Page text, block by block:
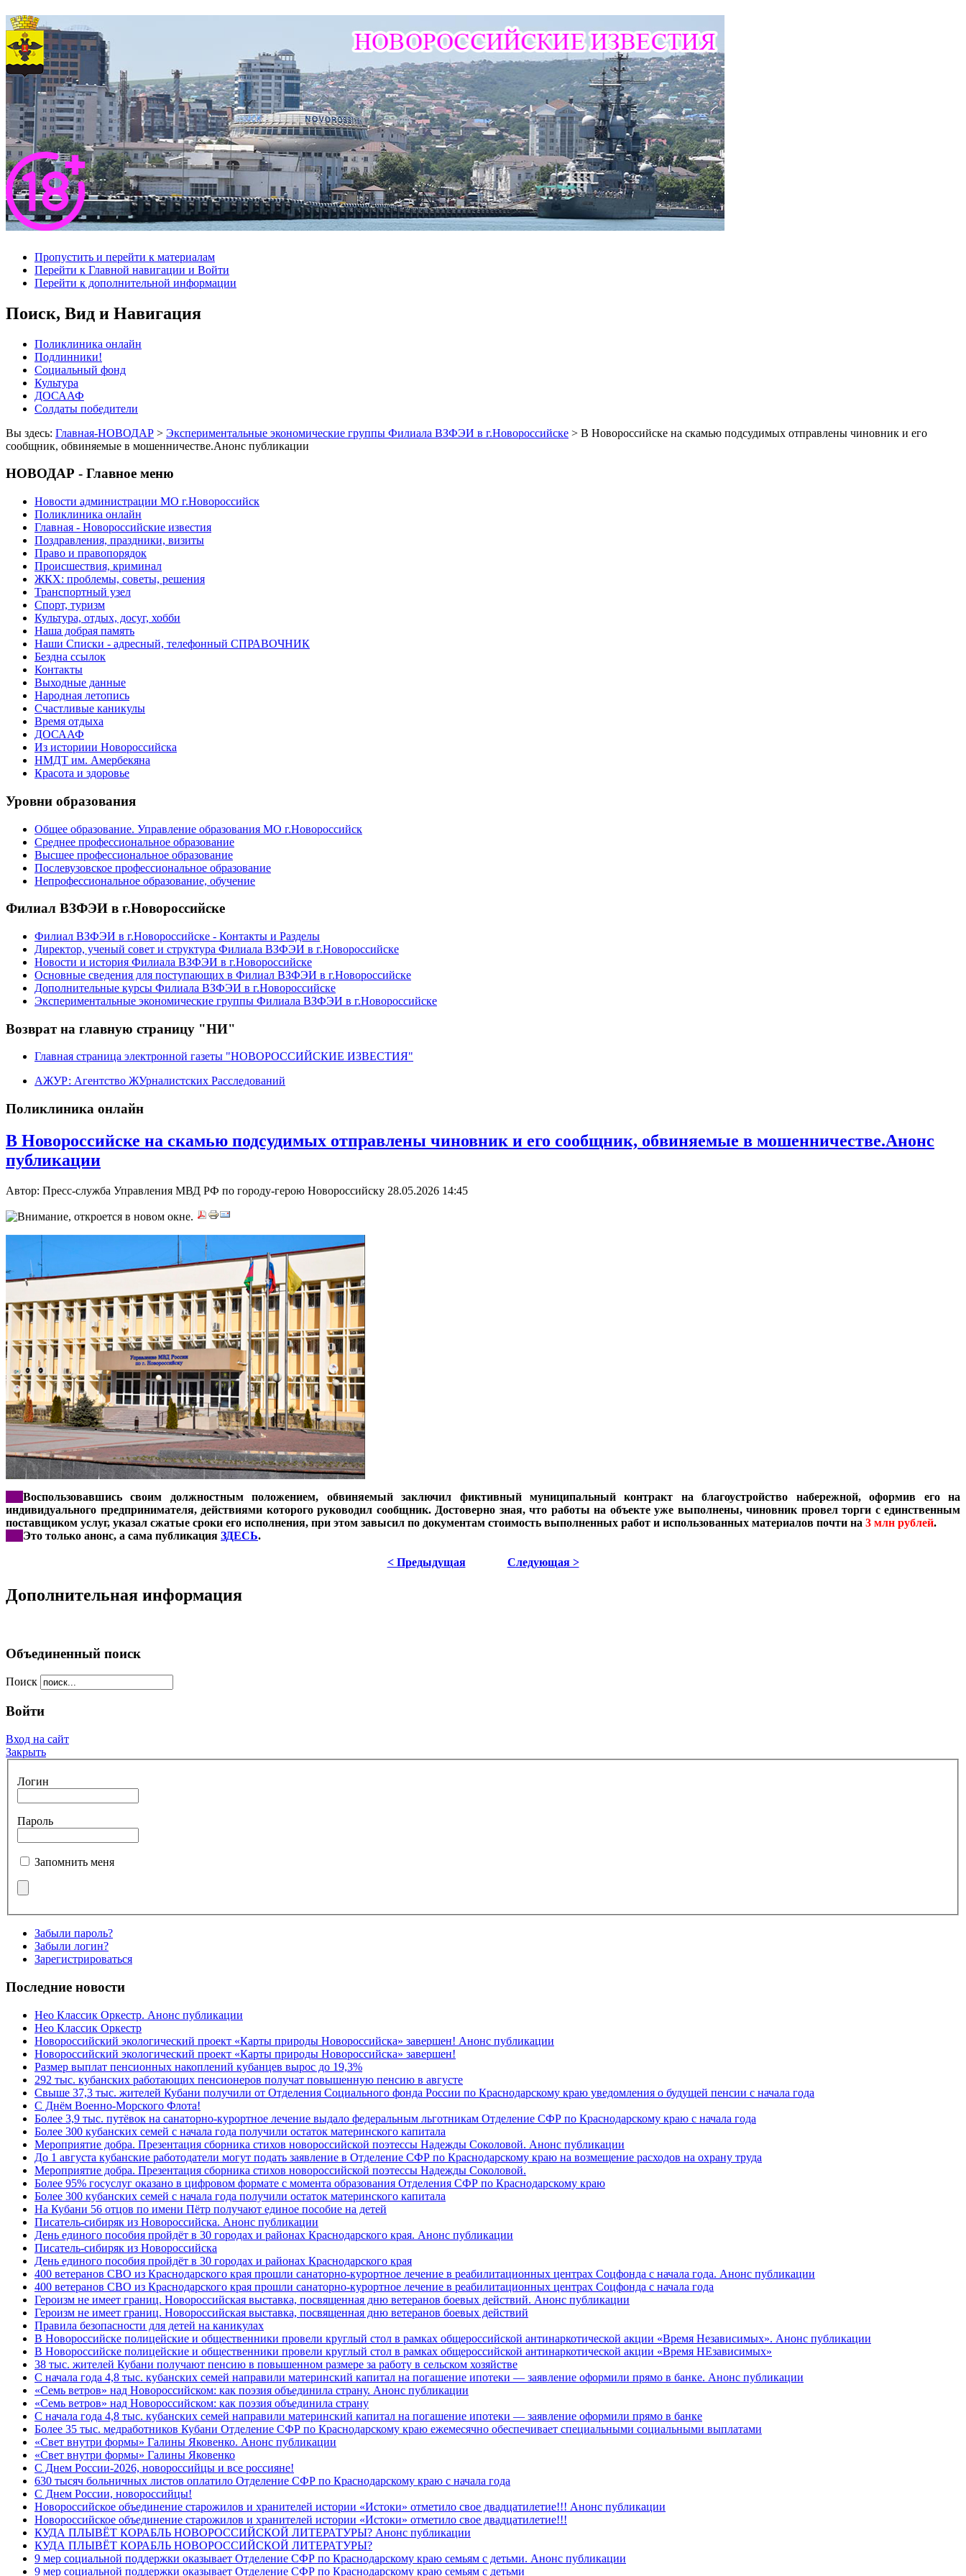
Пропустить и перейти к материалам
Перейти к Главной навигации и Войти
Перейти к дополнительной информации
Поиск, Вид и Навигация
Поликлиника онлайн
Подлинники!
Социальный фонд
Культура
ДОСААФ
Солдаты победители
Вы здесь: Главная-НОВОДАР > Экспериментальные экономические группы Филиала ВЗФЭИ в г.Новороссийске > В Новороссийске на скамью подсудимых отправлены чиновник и его
сообщник, обвиняемые в мошенничестве.Анонс публикации
НОВОДАР - Главное меню
Новости администрации МО г.Новороссийск
Поликлиника онлайн
Главная - Новороссийские известия
Поздравления, праздники, визиты
Право и правопорядок
Происшествия, криминал
ЖКХ: проблемы, советы, решения
Транспортный узел
Спорт, туризм
Культура, отдых, досуг, хобби
Наша добрая память
Наши Списки - адресный, телефонный СПРАВОЧНИК
Бездна ссылок
Контакты
Выходные данные
Народная летопись
Счастливые каникулы
Время отдыха
ДОСААФ
Из историии Новороссийска
НМДТ им. Амербекяна
Красота и здоровье
Уровни образования
Общее образование. Управление образования МО г.Новороссийск
Среднее профессиональное образование
Высшее профессиональное образование
Послевузовское профессиональное образование
Непрофессиональное образование, обучение
Филиал ВЗФЭИ в г.Новороссийске
Филиал ВЗФЭИ в г.Новороссийске - Контакты и Разделы
Директор, ученый совет и структура Филиала ВЗФЭИ в г.Новороссийске
Новости и история Филиала ВЗФЭИ в г.Новороссийске
Основные сведения для поступающих в Филиал ВЗФЭИ в г.Новороссийске
Дополнительные курсы Филиала ВЗФЭИ в г.Новороссийске
Экспериментальные экономические группы Филиала ВЗФЭИ в г.Новороссийске
Возврат на главную страницу "НИ"
Главная страница электронной газеты "НОВОРОССИЙСКИЕ ИЗВЕСТИЯ"
АЖУР: Агентство ЖУрналистских Расследований
Поликлиника онлайн
В Новороссийске на скамью подсудимых отправлены чиновник и его сообщник, обвиняемые в мошенничестве.Анонс
публикации
Автор: Пресс-служба Управления МВД РФ по городу-герою Новороссийску 28.05.2026 14:45
Воспользовавшись своим должностным положением, обвиняемый заключил фиктивный муниципальный контракт на благоустройство набережной, оформив его на
индивидуального предпринимателя, действиями которого руководил сообщник. Достоверно зная, что работы на объекте уже выполнены, чиновник провел торги с единственным
поставщиком услуг, указал сжатые сроки его исполнения, при этом завысил по документам стоимость выполненных работ и использованных материалов почти на 3 млн рублей.
Это только анонс, а сама публикация ЗДЕСЬ.
< Предыдущая Следующая >
Дополнительная информация
Объединенный поиск
Поиск
Войти
Вход на сайт
Закрыть
Логин
Пароль
Запомнить меня
Забыли пароль?
Забыли логин?
Зарегистрироваться
Последние новости
Нео Классик Оркестр. Анонс публикации
Нео Классик Оркестр
Новороссийский экологический проект «Карты природы Новороссийска» завершен! Анонс публикации
Новороссийский экологический проект «Карты природы Новороссийска» завершен!
Размер выплат пенсионных накоплений кубанцев вырос до 19,3%
292 тыс. кубанских работающих пенсионеров получат повышенную пенсию в августе
Свыше 37,3 тыс. жителей Кубани получили от Отделения Социального фонда России по Краснодарскому краю уведомления о будущей пенсии с начала года
C Днём Военно-Морского Флота!
Более 3,9 тыс. путёвок на санаторно-курортное лечение выдало федеральным льготникам Отделение СФР по Краснодарскому краю с начала года
Более 300 кубанских семей с начала года получили остаток материнского капитала
Мероприятие добра. Презентация сборника стихов новороссийской поэтессы Надежды Соколовой. Анонс публикации
До 1 августа кубанские работодатели могут подать заявление в Отделение СФР по Краснодарскому краю на возмещение расходов на охрану труда
Мероприятие добра. Презентация сборника стихов новороссийской поэтессы Надежды Соколовой.
Более 95% госуслуг оказано в цифровом формате с момента образования Отделения СФР по Краснодарскому краю
Более 300 кубанских семей с начала года получили остаток материнского капитала
На Кубани 56 отцов по имени Пётр получают единое пособие на детей
Писатель-сибиряк из Новороссийска. Анонс публикации
День единого пособия пройдёт в 30 городах и районах Краснодарского края. Анонс публикации
Писатель-сибиряк из Новороссийска
День единого пособия пройдёт в 30 городах и районах Краснодарского края
400 ветеранов СВО из Краснодарского края прошли санаторно-курортное лечение в реабилитационных центрах Соцфонда с начала года. Анонс публикации
400 ветеранов СВО из Краснодарского края прошли санаторно-курортное лечение в реабилитационных центрах Соцфонда с начала года
Героизм не имеет границ. Новороссийская выставка, посвященная дню ветеранов боевых действий. Анонс публикации
Героизм не имеет границ. Новороссийская выставка, посвященная дню ветеранов боевых действий
Правила безопасности для детей на каникулах
В Новороссийске полицейские и общественники провели круглый стол в рамках общероссийской антинаркотической акции «Время Независимых». Анонс публикации
В Новороссийске полицейские и общественники провели круглый стол в рамках общероссийской антинаркотической акции «Время НЕзависимых»
38 тыс. жителей Кубани получают пенсию в повышенном размере за работу в сельском хозяйстве
С начала года 4,8 тыс. кубанских семей направили материнский капитал на погашение ипотеки — заявление оформили прямо в банке. Анонс публикации
«Семь ветров» над Новороссийском: как поэзия объединила страну. Анонс публикации
«Семь ветров» над Новороссийском: как поэзия объединила страну
С начала года 4,8 тыс. кубанских семей направили материнский капитал на погашение ипотеки — заявление оформили прямо в банке
Более 35 тыс. медработников Кубани Отделение СФР по Краснодарскому краю ежемесячно обеспечивает специальными социальными выплатами
«Свет внутри формы» Галины Яковенко. Анонс публикации
«Свет внутри формы» Галины Яковенко
C Днем России-2026, новороссийцы и все россияне!
630 тысяч больничных листов оплатило Отделение СФР по Краснодарскому краю с начала года
C Днем России, новороссийцы!
Новороссийское объединение старожилов и хранителей истории «Истоки» отметило свое двадцатилетие!!! Анонс публикации
Новороссийское объединение старожилов и хранителей истории «Истоки» отметило свое двадцатилетие!!!
КУДА ПЛЫВЁТ КОРАБЛЬ НОВОРОССИЙСКОЙ ЛИТЕРАТУРЫ? Анонс публикации
КУДА ПЛЫВЁТ КОРАБЛЬ НОВОРОССИЙСКОЙ ЛИТЕРАТУРЫ?
9 мер социальной поддержки оказывает Отделение СФР по Краснодарскому краю семьям с детьми. Анонс публикации
9 мер социальной поддержки оказывает Отделение СФР по Краснодарскому краю семьям с детьми